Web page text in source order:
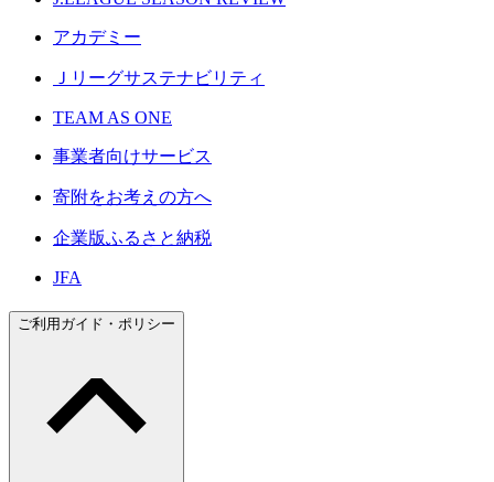
アカデミー
Ｊリーグサステナビリティ
TEAM AS ONE
事業者向けサービス
寄附をお考えの方へ
企業版ふるさと納税
JFA
ご利用ガイド・ポリシー